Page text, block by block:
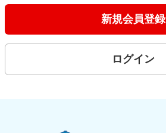
新規会員登録
ログイン